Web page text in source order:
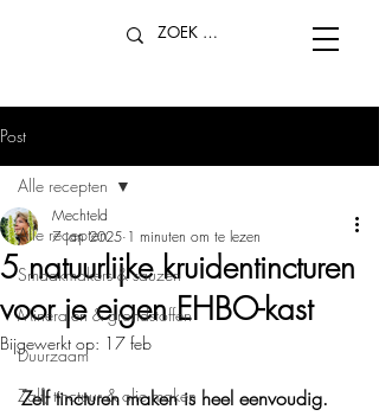
Post
Alle recepten
Smaakmakers & sauzen
Mineralen & grondstoffen
Duurzaam
Zalf, tinctuur & olie maken
Alle recepten
5 natuurlijke kruidentincturen
voor je eigen EHBO-kast
Mechteld
7 jan 2025 1 minuten om te lezen
Bijgewerkt op: 17 feb
Zelf tincturen maken is heel eenvoudig.